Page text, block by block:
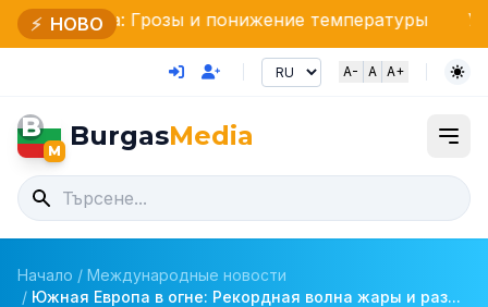
⚡ НОВО
и понижение температуры Усиленная
A- A A+
B
M BurgasMedia
Начало / Международные новости
/ Южная Европа в огне: Рекордная волна жары и раз...